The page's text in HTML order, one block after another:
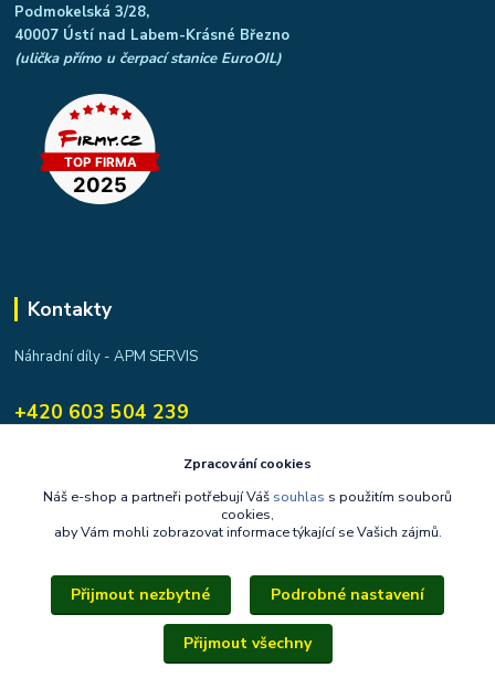
Podmokelská 3/28,
40007 Ústí nad Labem-Krásné Březno
(ulička přímo u čerpací stanice EuroOIL)
Kontakty
Náhradní díly - APM SERVIS
+420 603 504 239
apmservis@apmservis.cz
Upravit sběr cookies.
Zpracování cookies
Náš e-shop a partneři potřebují Váš souhlas s použitím souborů
cookies,
aby Vám mohli zobrazovat informace týkající se Vašich zájmů.
Přijmout nezbytné Podrobné nastavení
Přijmout všechny